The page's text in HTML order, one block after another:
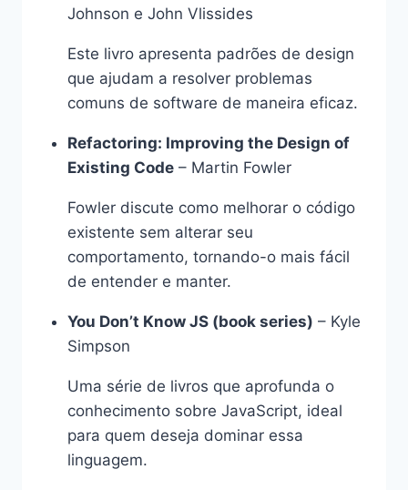
Johnson e John Vlissides
Este livro apresenta padrões de design
que ajudam a resolver problemas
comuns de software de maneira eficaz.
Refactoring: Improving the Design of
Existing Code– Martin Fowler
Fowler discute como melhorar o código
existente sem alterar seu
comportamento, tornando-o mais fácil
de entender e manter.
You Don’t Know JS (book series) – Kyle
Simpson
Uma série de livros que aprofunda o
conhecimento sobre JavaScript, ideal
para quem deseja dominar essa
linguagem.